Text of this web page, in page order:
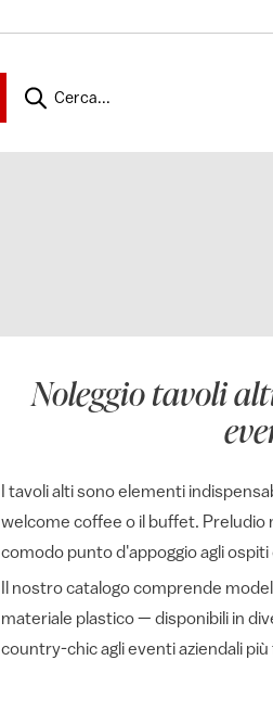
Cerca...
Noleggio tavoli
I tavoli alti sono elementi
welcome coffee o il buffet. Preludio
comodo punto d'appoggio agli
Il nostro catalogo comprende
materiale plastico — disponibili in
country-chic agli eventi aziendali